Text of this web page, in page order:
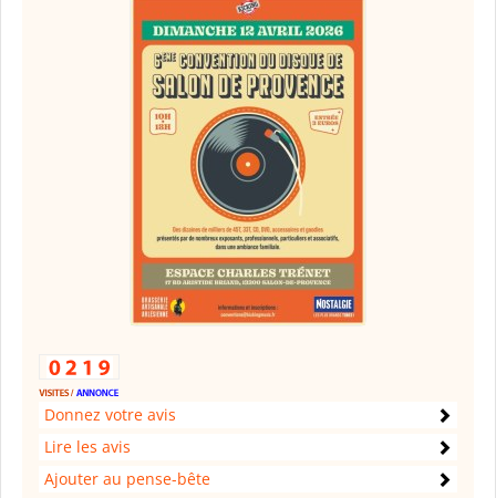
Donnez votre avis
Lire les avis
Ajouter au pense-bête